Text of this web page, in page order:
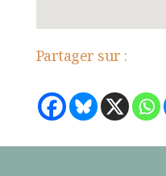
Partager sur :